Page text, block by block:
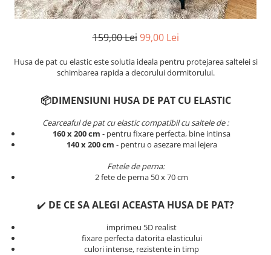
Lenjerii De Pat Volanase
Lenjerii De Pat, Finet Premium 3D,
Lenjerii De Pat Catifea
Set Lenjerie De Pat Blana
Artificiala De Iepure, 6 Piese, 2
Persoane
Set Lenjerie Pat Blanita Iepure, 6
Piese, Cu Pilota Inclusa
Lenjerii De Pat Premium Collection
Pilota / Cuvertura Inclusa
11 Piese, Cuvertura Inclusa
Lenjerii Damasc Egiptean King Size
159,00 Lei 99,00 Lei
Husa de pat cu elastic este solutia ideala pentru protejarea saltelei si
schimbarea rapida a decorului dormitorului.
📦DIMENSIUNI HUSA DE PAT CU ELASTIC
Cearceaful de pat cu elastic compatibil cu saltele de :
160 x 200 cm - pentru fixare perfecta, bine intinsa
140 x 200 cm - pentru o asezare mai lejera
Fetele de perna:
2 fete de perna 50 x 70 cm
✔️ DE CE SA ALEGI ACEASTA HUSA DE PAT?
imprimeu 5D realist
fixare perfecta datorita elasticului
culori intense, rezistente in timp